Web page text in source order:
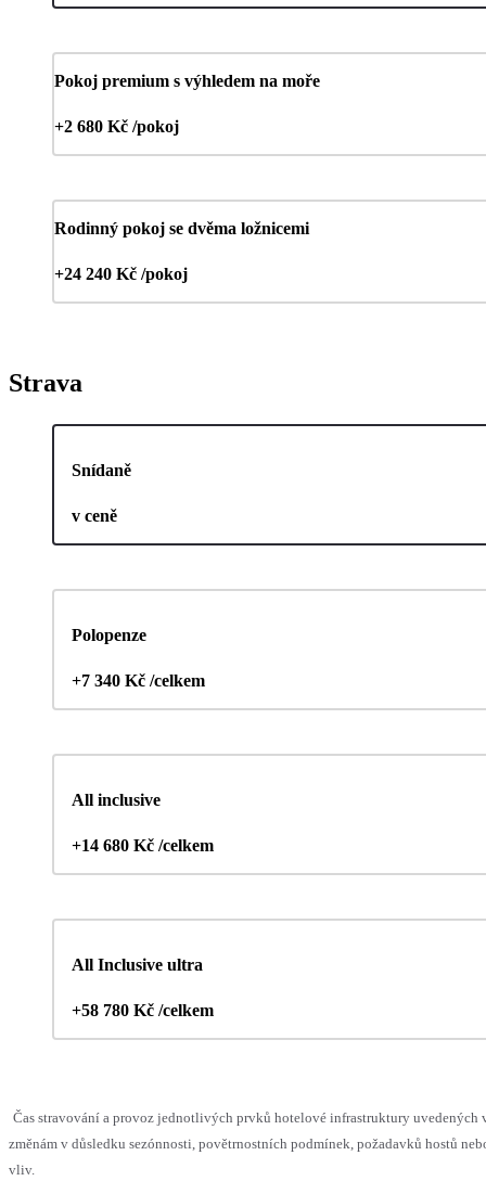
Pokoj premium s výhledem na moře
+2 680 Kč /pokoj
Rodinný pokoj se dvěma ložnicemi
+24 240 Kč /pokoj
Strava
Snídaně
v ceně
Polopenze
+7 340 Kč /celkem
All inclusive
+14 680 Kč /celkem
All Inclusive ultra
+58 780 Kč /celkem
Čas stravování a provoz jednotlivých prvků hotelové infrastruktury uvedených
změnám v důsledku sezónnosti, povětrnostních podmínek, požadavků hostů
vliv.